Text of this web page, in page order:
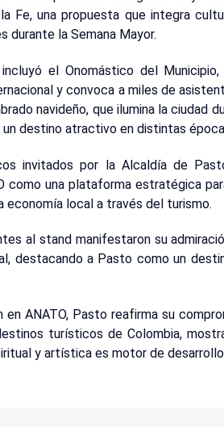
Fe, una propuesta que integra
durante la Semana Mayor.
el Onomástico del
y convoca a miles de
navideño, que ilumina la ciudad
destino atractivo en distintas
invitados por la Alcaldía de
como una plataforma estratégica
economía local a través del turismo.
al stand manifestaron su
destacando a Pasto como un
en ANATO, Pasto reafirma su
turísticos de Colombia,
y artística es motor de